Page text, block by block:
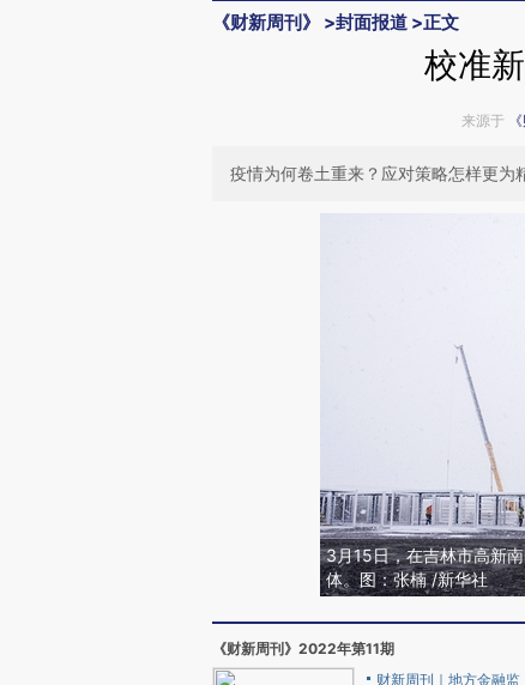
《财新周刊》 >封面报道 >正文
校准
来源于
疫情为何卷土重来？应对策略怎样更为
3月15日，在吉林市高新
体。图：张楠 /新华社
《财新周刊》2022年第11期
财新周刊｜地方金融监